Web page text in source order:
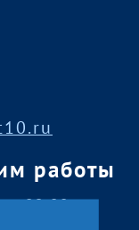
работы
09:00 —